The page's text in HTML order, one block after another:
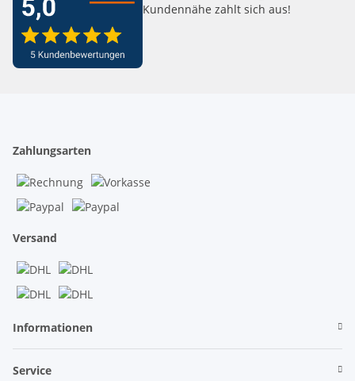
Kundennähe zahlt sich aus!
Zahlungsarten
Versand
Informationen
Service